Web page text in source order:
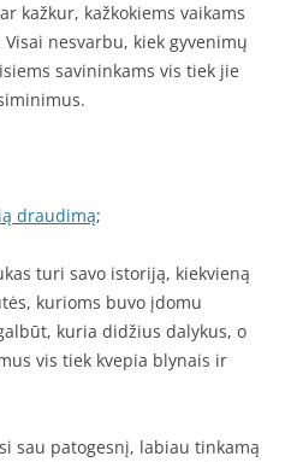
kažkur, kažkokiems vaikams
nesvarbu, kiek gyvenimų
savininkams vis tiek jie
draudimą;
turi savo istoriją, kiekvieną
kurioms buvo įdomu
kuria didžius dalykus, o
vis tiek kvepia blynais ir
sau patogesnį, labiau tinkamą